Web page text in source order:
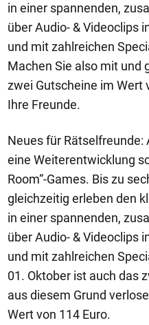
in einer spannenden,
über Audio- & Videoclips
und mit zahlreichen
Machen Sie also mit und
zwei Gutscheine im Wert
Ihre Freunde.
Neues für
eine Weiterentwicklung
Room“-Games. Bis zu
gleichzeitig erleben den
in einer spannenden,
über Audio- & Videoclips
und mit zahlreichen
01. Oktober ist auch das
aus diesem Grund
Wert von 114 Euro.